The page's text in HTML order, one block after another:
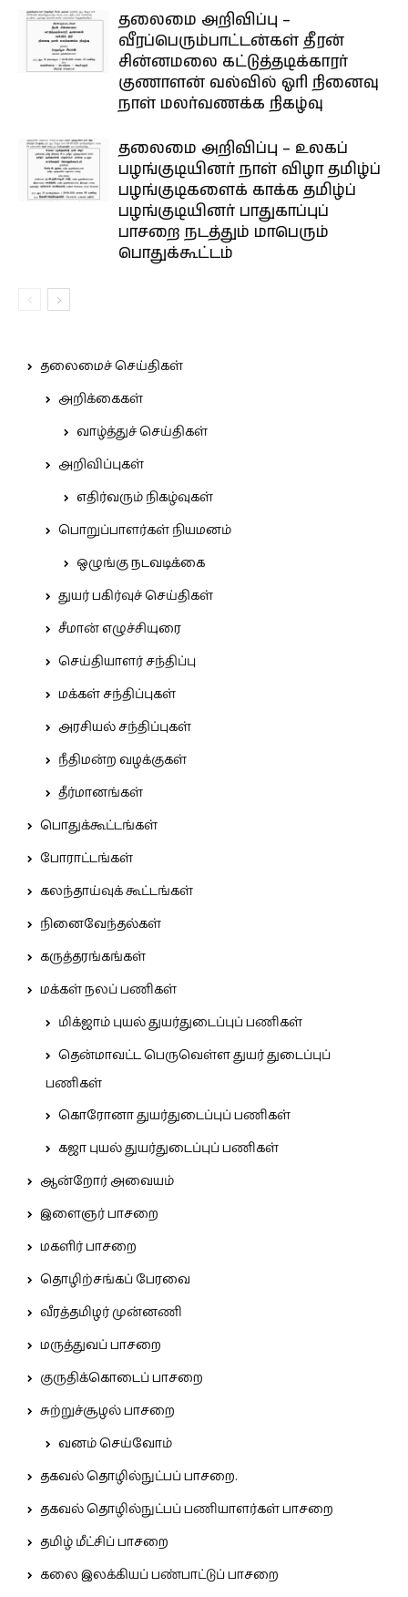
தலைமை அறிவிப்பு –
வீரப்பெரும்பாட்டன்கள் தீரன்
சின்னமலை கட்டுத்தடிக்காரர்
குணாளன் வல்வில் ஓரி நினைவு
நாள் மலர்வணக்க நிகழ்வு
தலைமை அறிவிப்பு – உலகப்
பழங்குடியினர் நாள் விழா தமிழ்ப்
பழங்குடிகளைக் காக்க தமிழ்ப்
பழங்குடியினர் பாதுகாப்புப்
பாசறை நடத்தும் மாபெரும்
பொதுக்கூட்டம்
தலைமைச் செய்திகள்
அறிக்கைகள்
வாழ்த்துச் செய்திகள்
அறிவிப்புகள்
எதிர்வரும் நிகழ்வுகள்
பொறுப்பாளர்கள் நியமனம்
ஒழுங்கு நடவடிக்கை
துயர் பகிர்வுச் செய்திகள்
சீமான் எழுச்சியுரை
செய்தியாளர் சந்திப்பு
மக்கள் சந்திப்புகள்
அரசியல் சந்திப்புகள்
நீதிமன்ற வழக்குகள்
தீர்மானங்கள்
பொதுக்கூட்டங்கள்
போராட்டங்கள்
கலந்தாய்வுக் கூட்டங்கள்
நினைவேந்தல்கள்
கருத்தரங்கங்கள்
மக்கள் நலப் பணிகள்
மிக்ஜாம் புயல் துயர்துடைப்புப் பணிகள்
தென்மாவட்ட பெருவெள்ள துயர் துடைப்புப்
பணிகள்
கொரோனா துயர்துடைப்புப் பணிகள்
கஜா புயல் துயர்துடைப்புப் பணிகள்
ஆன்றோர் அவையம்
இளைஞர் பாசறை
மகளிர் பாசறை
தொழிற்சங்கப் பேரவை
வீரத்தமிழர் முன்னணி
மருத்துவப் பாசறை
குருதிக்கொடைப் பாசறை
சுற்றுச்சூழல் பாசறை
வனம் செய்வோம்
தகவல் தொழில்நுட்பப் பாசறை.
தகவல் தொழில்நுட்பப் பணியாளர்கள் பாசறை
தமிழ் மீட்சிப் பாசறை
கலை இலக்கியப் பண்பாட்டுப் பாசறை